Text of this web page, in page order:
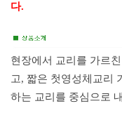
다.
현장에서 교리를 가르
고, 짧은 첫영성체교리
하는 교리를 중심으로